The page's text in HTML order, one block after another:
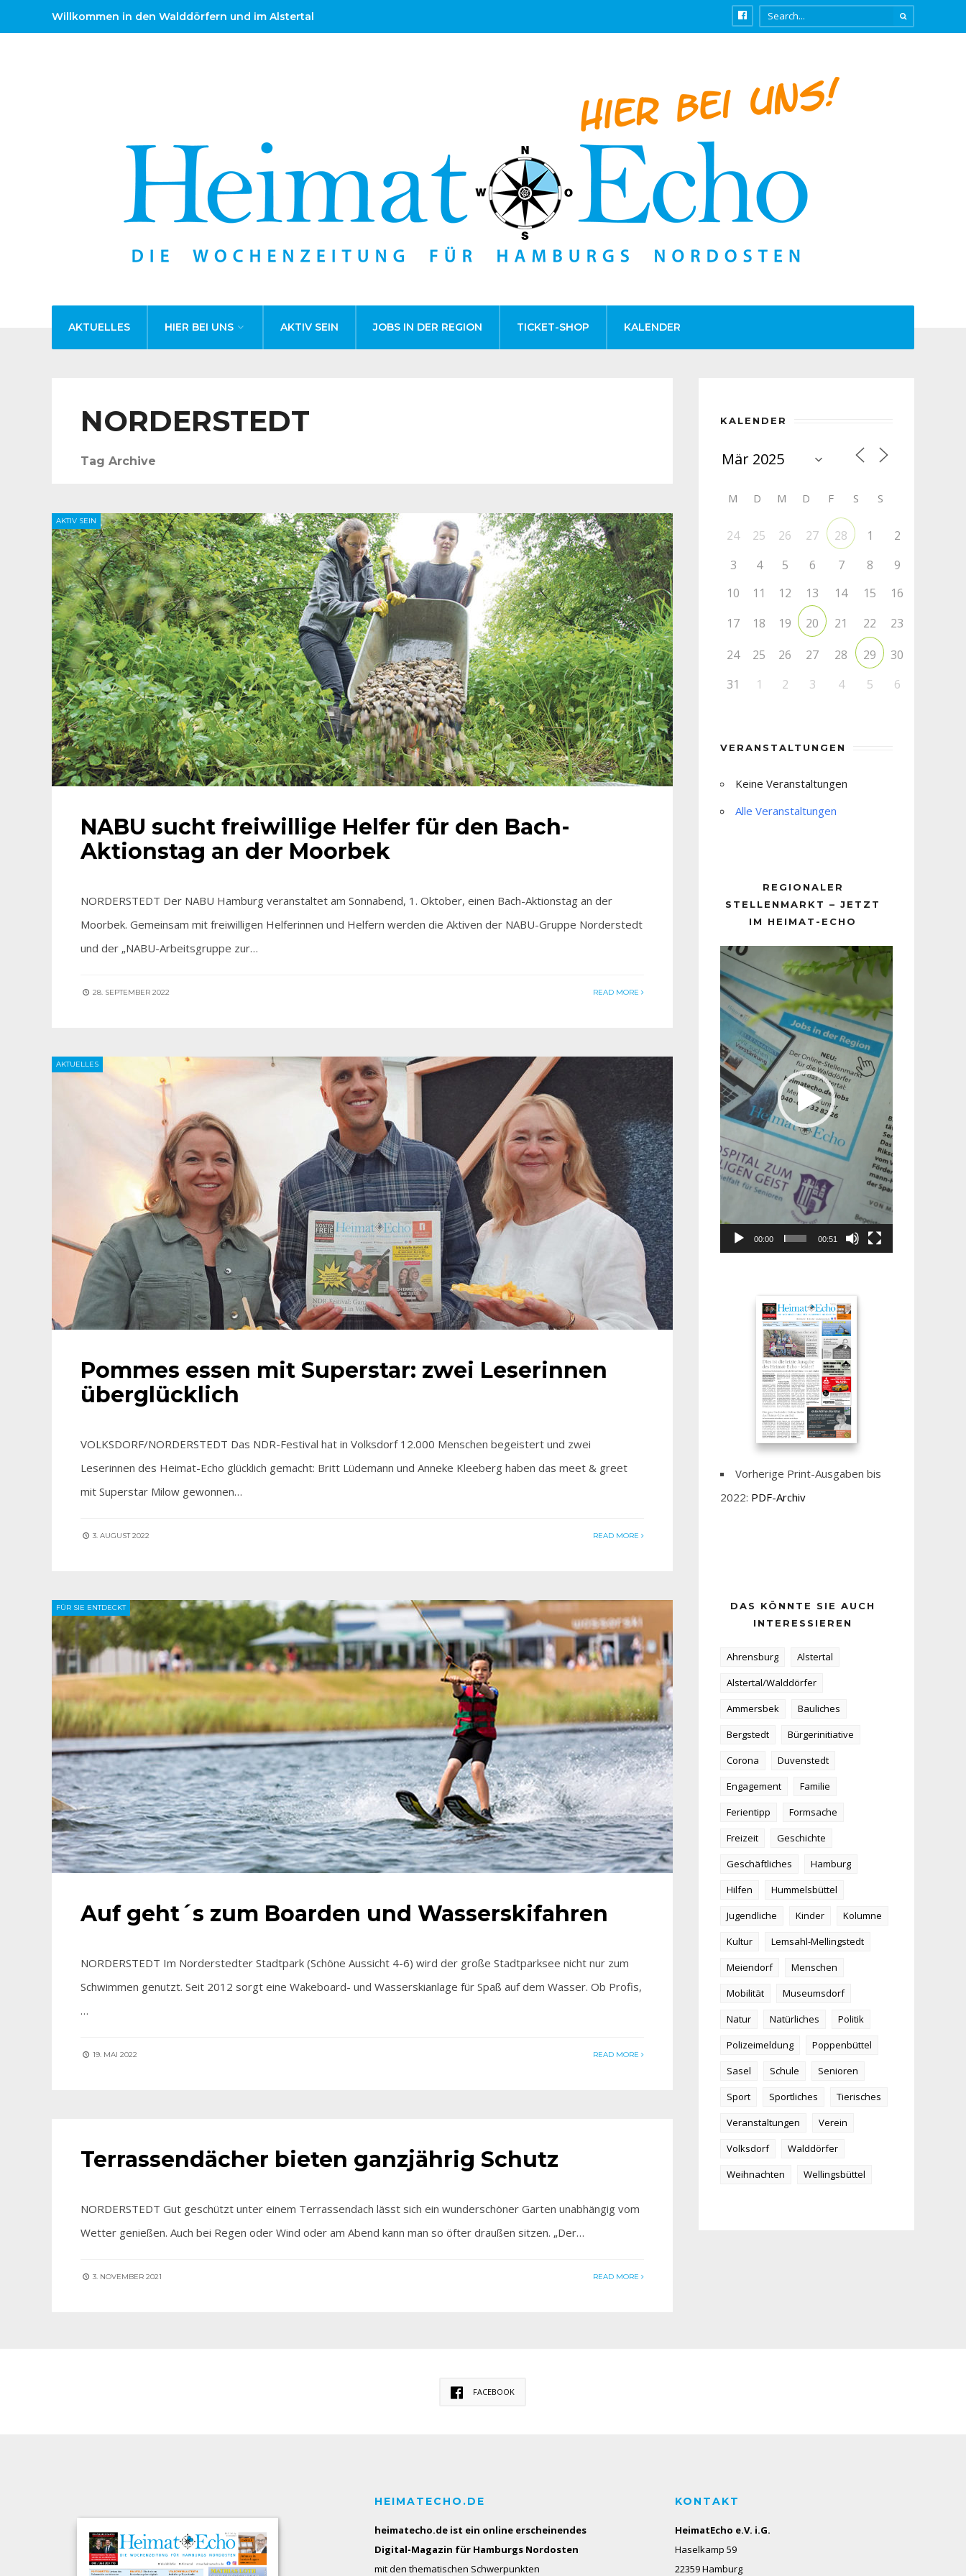
Willkommen in den Walddörfern und im Alstertal
AKTUELLES HIER BEI UNS AKTIV SEIN JOBS IN DER REGION TICKET-SHOP KALENDER
NORDERSTEDT
Tag Archive
AKTIV SEIN
NABU sucht freiwillige Helfer für den Bach-
Aktionstag an der Moorbek
NORDERSTEDT Der NABU Hamburg veranstaltet am Sonnabend, 1. Oktober, einen Bach-Aktionstag an der
Moorbek. Gemeinsam mit freiwilligen Helferinnen und Helfern werden die Aktiven der NABU-Gruppe Norderstedt
und der „NABU-Arbeitsgruppe zur…
28. SEPTEMBER 2022 READ MORE
AKTUELLES
Pommes essen mit Superstar: zwei Leserinnen
überglücklich
VOLKSDORF/NORDERSTEDT Das NDR-Festival hat in Volksdorf 12.000 Menschen begeistert und zwei
Leserinnen des Heimat-Echo glücklich gemacht: Britt Lüdemann und Anneke Kleeberg haben das meet & greet
mit Superstar Milow gewonnen…
3. AUGUST 2022 READ MORE
FÜR SIE ENTDECKT
Auf geht´s zum Boarden und Wasserskifahren
NORDERSTEDT Im Norderstedter Stadtpark (Schöne Aussicht 4-6) wird der große Stadtparksee nicht nur zum
Schwimmen genutzt. Seit 2012 sorgt eine Wakeboard- und Wasserskianlage für Spaß auf dem Wasser. Ob Profis,
…
19. MAI 2022 READ MORE
Terrassendächer bieten ganzjährig Schutz
NORDERSTEDT Gut geschützt unter einem Terrassendach lässt sich ein wunderschöner Garten unabhängig vom
Wetter genießen. Auch bei Regen oder Wind oder am Abend kann man so öfter draußen sitzen. „Der…
3. NOVEMBER 2021 READ MORE
KALENDER
M D M D F S S
24 25 26 27 28 1
2
3
4 5 6 7 8
9
10
11 12 13 14 15
16
17
18 19 20 21 22
23
24
25 26 27 28 29
30
31
1 2 3 4 5 6
VERANSTALTUNGEN
Keine Veranstaltungen
Alle Veranstaltungen
REGIONALER
STELLENMARKT – JETZT
IM HEIMAT-ECHO
Player
00:00 00:51
Vorherige Print-Ausgaben bis
2022: PDF-Archiv
DAS KÖNNTE SIE AUCH
INTERESSIEREN
Ahrensburg
Alstertal
Alstertal/Walddörfer
Ammersbek
Bauliches
Bergstedt
Bürgerinitiative
Corona
Duvenstedt
Engagement
Familie
Ferientipp
Formsache
Freizeit
Geschichte
Geschäftliches
Hamburg
Hilfen
Hummelsbüttel
Jugendliche
Kinder
Kolumne
Kultur
Lemsahl-Mellingstedt
Meiendorf
Menschen
Mobilität
Museumsdorf
Natur
Natürliches
Politik
Polizeimeldung
Poppenbüttel
Sasel
Schule
Senioren
Sport
Sportliches
Tierisches
Veranstaltungen
Verein
Volksdorf
Walddörfer
Weihnachten
Wellingsbüttel
FACEBOOK
HEIMATECHO.DE
heimatecho.de ist ein online erscheinendes
Digital-Magazin für Hamburgs Nordosten
mit den thematischen Schwerpunkten
KONTAKT
HeimatEcho e.V. i.G.
Haselkamp 59
22359 Hamburg